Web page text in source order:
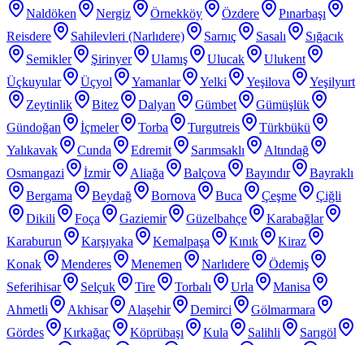
Naldöken
Nergiz Örnekköy Özdere
Pınarbaşı
Reisdere
Sahilevleri (Narlıdere) Sarnıç Sasalı
Sığacık
Semikler
Şirinyer Ulamış Ulucak
Ulukent
Üçkuyular
Üçyol Yamanlar Yelki Yeşilova
Yeşilyurt
Zeytinlik
Bitez Dalyan Gümbet
Gümüşlük
Gündoğan
İçmeler Torba Turgutreis
Türkbükü
Yalıkavak
Cunda Edremit Sarımsaklı
Altındağ
Osmangazi
İzmir Aliağa Balçova Bayındır
Bayraklı
Bergama
Beydağ Bornova Buca Çeşme
Çiğli
Dikili
Foça Gaziemir Güzelbahçe
Karabağlar
Karaburun
Karşıyaka Kemalpaşa Kınık
Kiraz
Konak
Menderes Menemen Narlıdere
Ödemiş
Seferihisar
Selçuk Tire Torbalı Urla
Manisa
Ahmetli
Akhisar Alaşehir Demirci
Gölmarmara
Gördes
Kırkağaç Köprübaşı Kula Salihli
Sarıgöl